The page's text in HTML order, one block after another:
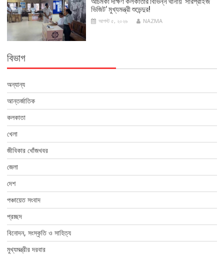
ভিজিট’ মুখ্যমন্ত্রী শুভেন্দুর!
আগস্ট ৫, ২০২৬ NAZMA
বিভাগ
অন্যান্য
আন্তর্জাতিক
কলকাতা
খেলা
জীবিকার খোঁজখবর
জেলা
দেশ
পঞ্চায়েত সংবাদ
প্রচ্ছদ
বিনোদন, সংস্কৃতি ও সাহিত্য
মুখ্যমন্ত্রীর দরবার